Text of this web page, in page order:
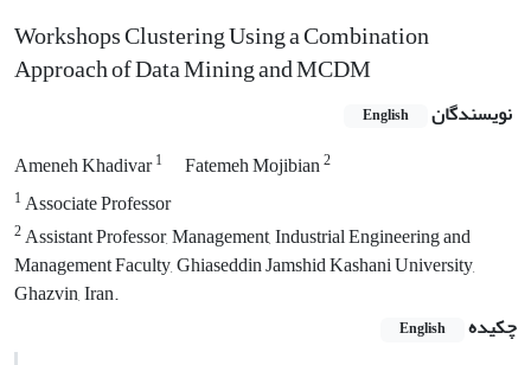
Workshops Clustering Using a Combination
Approach of Data Mining and MCDM
نویسندگان English
Ameneh Khadivar1 Fatemeh Mojibian2
1Associate Professor
2Assistant Professor, Management, Industrial Engineering and
Management Faculty, Ghiaseddin Jamshid Kashani University,
Ghazvin, Iran.
چکیده
English